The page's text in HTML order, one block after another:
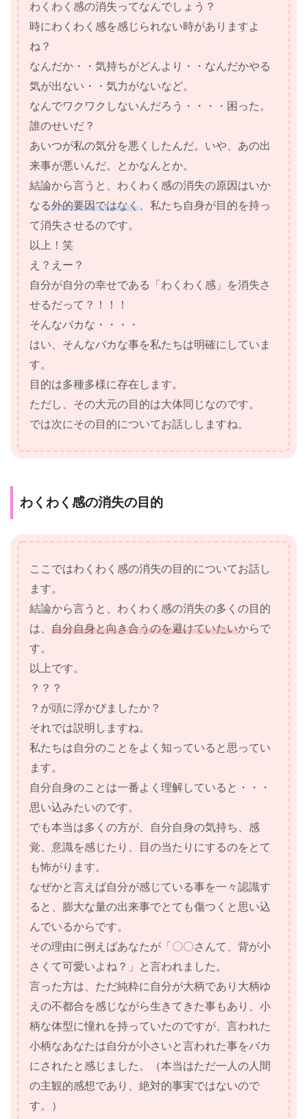
わくわく感の消失ってなんでしょう？
時にわくわく感を感じられない時がありますよ
ね？
なんだか・・気持ちがどんより・・なんだかやる
気が出ない・・気力がないなど。
なんでワクワクしないんだろう・・・・困った。
誰のせいだ？
あいつが私の気分を悪くしたんだ。いや、あの出
来事が悪いんだ。とかなんとか。
結論から言うと、わくわく感の消失の原因はいか
なる外的要因ではなく、私たち自身が目的を持っ
て消失させるのです。
以上！笑
え？えー？
自分が自分の幸せである「わくわく感」を消失さ
せるだって？！！！
そんなバカな・・・・
はい、そんなバカな事を私たちは明確にしていま
す。
目的は多種多様に存在します。
ただし、その大元の目的は大体同じなのです。
では次にその目的についてお話ししますね。
わくわく感の消失の目的
ここではわくわく感の消失の目的についてお話し
ます。
結論から言うと、わくわく感の消失の多くの目的
は、 自分自身と向き合うのを避けていたいからで
す。
以上です。
？？？
？が頭に浮かびましたか？
それでは説明しますね。
私たちは自分のことをよく知っていると思ってい
ます。
自分自身のことは一番よく理解していると・・・
思い込みたいのです。
でも本当は多くの方が、自分自身の気持ち、感
覚、意識を感じたり、目の当たりにするのをとて
も怖がります。
なぜかと言えば自分が感じている事を一々認識す
ると、膨大な量の出来事でとても傷つくと思い込
んでいるからです。
その理由に例えばあなたが「〇〇さんて、背が小
さくて可愛いよね？」と言われました。
言った方は、ただ純粋に自分が大柄であり大柄ゆ
えの不都合を感じながら生きてきた事もあり、小
柄な体型に憧れを持っていたのですが、言われた
小柄なあなたは自分が小さいと言われた事をバカ
にされたと感じました。（本当はただ一人の人間
の主観的感想であり、絶対的事実ではないので
す。）